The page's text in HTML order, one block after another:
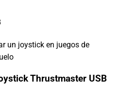
un joystick en juegos de
Thrustmaster USB